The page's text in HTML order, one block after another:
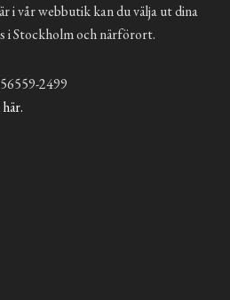
i vår webbutik kan du välja ut dina
i Stockholm och närförort.
2499